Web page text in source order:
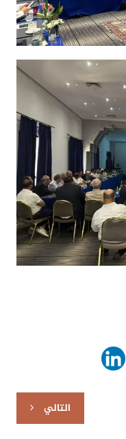
التالي